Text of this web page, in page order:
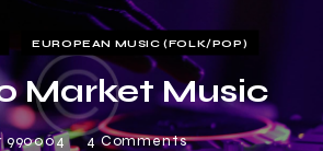
EUROPEAN MUSIC (FOLK/POP)
Market Music
990004 4 Comments